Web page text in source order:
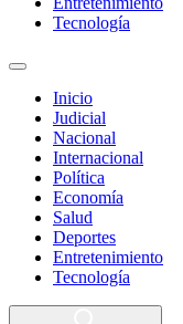
Tecnología
Inicio
Judicial
Nacional
Internacional
Política
Economía
Salud
Deportes
Entretenimiento
Tecnología